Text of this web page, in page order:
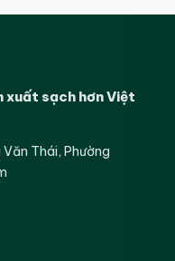
xuất sạch hơn Việt
Thái, Phường